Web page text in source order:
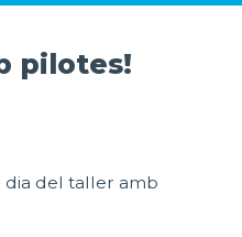
pilotes!
dia del taller amb